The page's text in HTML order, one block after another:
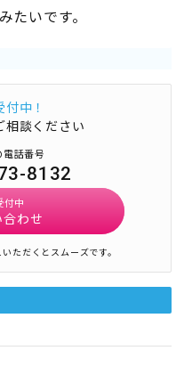
たいです。
中！
相談ください
電話番号
8132
付中
合わせ
ただくとスムーズです。